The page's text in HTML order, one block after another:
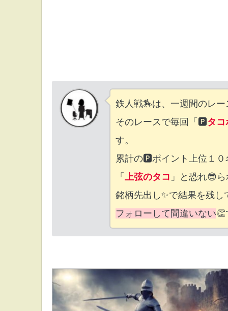
鉄人戦🏇は、一週間のレー
そのレースで毎回「🅿タ
す。
累計の🅿ポイント上位１０
「 上弦のタコ 」と恐れ😎
銘柄先出し✨で結果を残
フォローして間違いない